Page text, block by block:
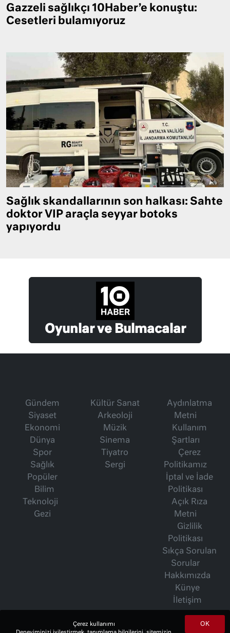
Gazzeli sağlıkçı 10Haber’e konuştu:
Cesetleri bulamıyoruz
Sağlık skandallarının son halkası: Sahte
doktor VIP araçla seyyar botoks
yapıyordu
Oyunlar ve Bulmacalar
Gündem
Siyaset
Ekonomi
Dünya
Spor
Sağlık
Popüler
Bilim
Teknoloji
Gezi
Kültür Sanat
Arkeoloji
Müzik
Sinema
Tiyatro
Sergi
Aydınlatma
Metni
Kullanım
Şartları
Çerez
Politikamız
İptal ve İade
Politikası
Açık Rıza
Metni
Gizlilik
Politikası
Sıkça Sorulan
Sorular
Hakkımızda
Künye
İletişim
OK
Çerez kullanımı